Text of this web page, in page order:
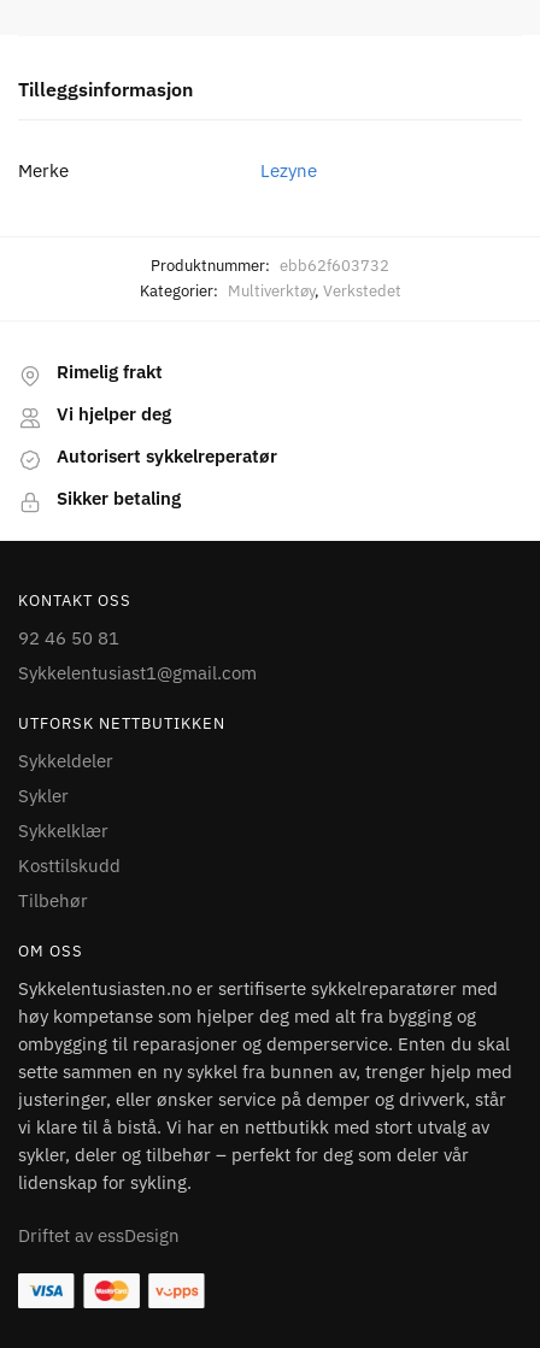
Tilleggsinformasjon
Merke Lezyne
Produktnummer: ebb62f603732
Kategorier: Multiverktøy, Verkstedet
Rimelig frakt
Vi hjelper deg
Autorisert sykkelreperatør
Sikker betaling
KONTAKT OSS
92 46 50 81
Sykkelentusiast1@gmail.com
UTFORSK NETTBUTIKKEN
Sykkeldeler
Sykler
Sykkelklær
Kosttilskudd
Tilbehør
OM OSS
Sykkelentusiasten.no er sertifiserte sykkelreparatører med
høy kompetanse som hjelper deg med alt fra bygging og
ombygging til reparasjoner og demperservice. Enten du skal
sette sammen en ny sykkel fra bunnen av, trenger hjelp med
justeringer, eller ønsker service på demper og drivverk, står
vi klare til å bistå. Vi har en nettbutikk med stort utvalg av
sykler, deler og tilbehør – perfekt for deg som deler vår
lidenskap for sykling.
Driftet av essDesign